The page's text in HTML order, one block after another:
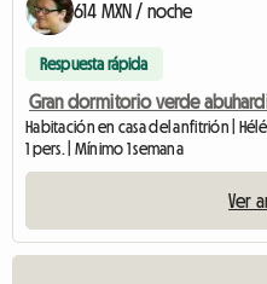
614 MXN / noche
Respuesta rápida
Gran dormitorio verde
Habitación en casa del anfitrión |
1 pers. | Mínimo 1 semana
Ver